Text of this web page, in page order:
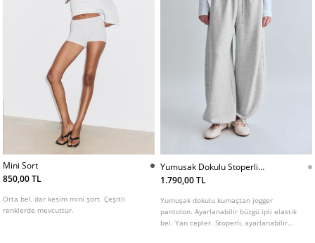
Mini Sort
850,00 TL
Orta bel, dar kesim mini şort. Çeşitli
renklerde mevcuttur.
Yumusak Dokulu Stoperli
Barrel Jogger
1.790,00 TL
Yumuşak dokulu kumaştan jogger
pantolon. Ayarlanabilir büzgü ipli elastik
bel. Yan cepler. Stoperli, ayarlanabilir